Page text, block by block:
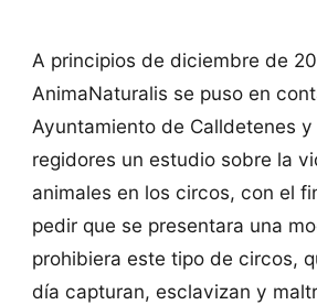
A principios de diciembre de
AnimaNaturalis se puso en
Ayuntamiento de Calldetenes
regidores un estudio sobre la
animales en los circos, con el
pedir que se presentara una
prohibiera este tipo de circos,
día capturan, esclavizan y